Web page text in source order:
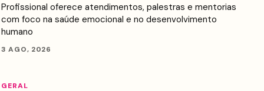
Profissional oferece atendimentos, palestras e mentorias
com foco na saúde emocional e no desenvolvimento
humano
3 AGO, 2026
GERAL